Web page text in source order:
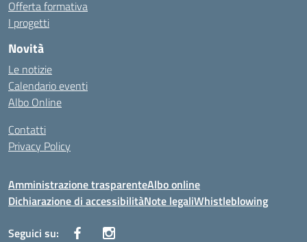
Offerta formativa
I progetti
Novità
Le notizie
Calendario eventi
Albo Online
Contatti
Privacy Policy
Amministrazione trasparenteAlbo online
Dichiarazione di accessibilitàNote legaliWhistleblowing
Seguici su: